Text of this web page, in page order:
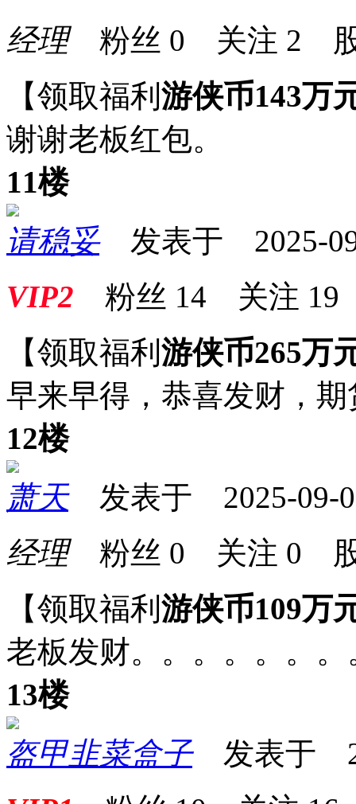
经理粉丝 0 关注 2
【领取福利 游侠币143万
谢谢老板红包。
11楼
请稳妥发表于 2025-
VIP2 粉丝 14 关注 19
【领取福利 游侠币265万
早来早得，恭喜发财，
12楼
萧天发表于 2025-09-
经理粉丝 0 关注 0
【领取福利 游侠币109万
老板发财。。。。。。
13楼
盔甲韭菜盒子发表于